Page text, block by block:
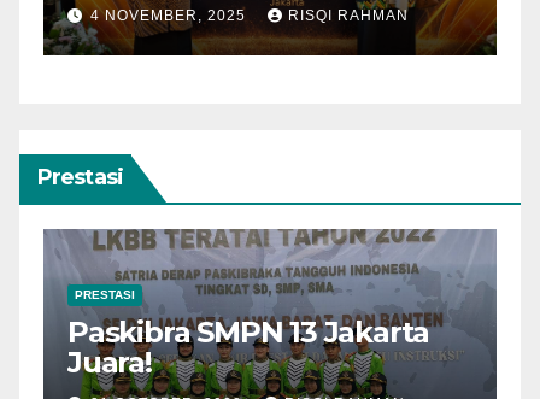
4 JULY, 2025 RISQI RAHMAN
Prestasi
PRESTASI
E-Sport SMPN 13 Jakarta